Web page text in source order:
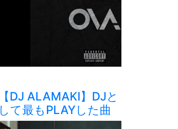
【DJ ALAMAKI】DJと
して最もPLAYした曲